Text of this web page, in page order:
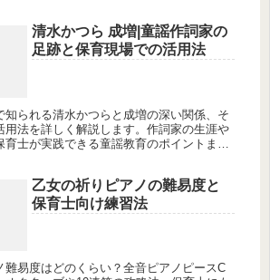
清水かつら 成増|童謡作詞家の
足跡と保育現場での活用法
知られる清水かつらと成増の深い関係、そ
用法を詳しく解説します。作詞家の生涯や
士が実践できる童謡教育のポイントまで
乙女の祈りピアノの難易度と
保育士向け練習法
難易度はどのくらい？全音ピアノピースC